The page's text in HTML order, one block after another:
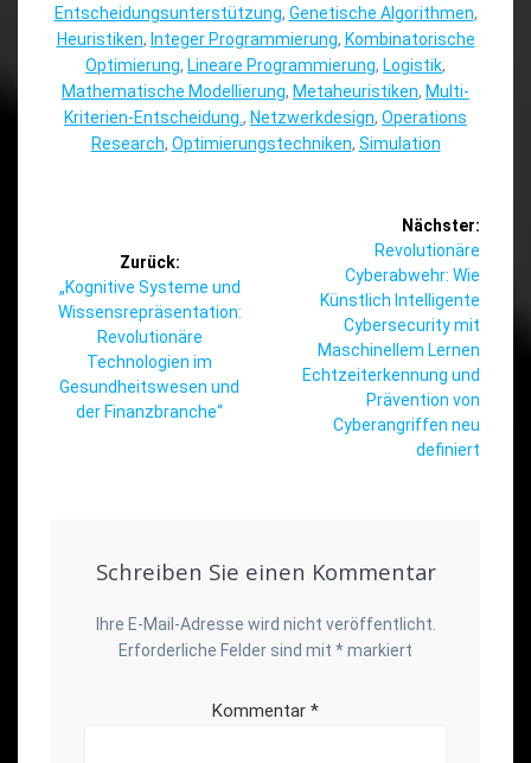
Entscheidungsunterstützung, Genetische Algorithmen,
Heuristiken, Integer Programmierung, Kombinatorische
Optimierung, Lineare Programmierung, Logistik,
Mathematische Modellierung, Metaheuristiken, Multi-
Kriterien-Entscheidung. , Netzwerkdesign, Operations
Research, Optimierungstechniken, Simulation
Zurück:
Vorheriger
Beitrag:
„Kognitive Systeme und
Wissensrepräsentation:
Revolutionäre
Technologien im
Gesundheitswesen und
der Finanzbranche“
Nächster:
Nächster
Beitrag:
Revolutionäre
Cyberabwehr: Wie
Künstlich Intelligente
Cybersecurity mit
Maschinellem Lernen
Echtzeiterkennung und
Prävention von
Cyberangriffen neu
definiert
Schreiben Sie einen Kommentar
Ihre E-Mail-Adresse wird nicht veröffentlicht.
Erforderliche Felder sind mit *markiert
Kommentar *